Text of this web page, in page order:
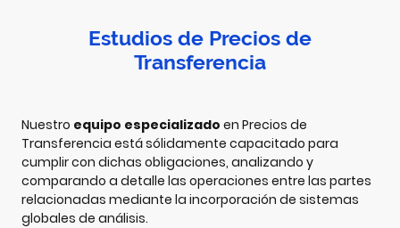
Estudios de Precios de
Transferencia
Nuestro equipo especializado en Precios de
Transferencia está sólidamente capacitado para
cumplir con dichas obligaciones, analizando y
comparando a detalle las operaciones entre las partes
relacionadas mediante la incorporación de sistemas
globales de análisis.